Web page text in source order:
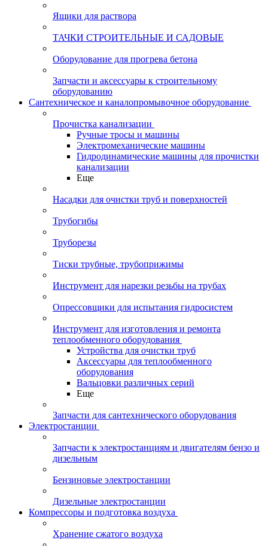
Ящики для раствора
ТАЧКИ СТРОИТЕЛЬНЫЕ И САДОВЫЕ
Оборудование для прогрева бетона
Запчасти и аксессуары к строительному
оборудованию
Сантехническое и каналопромывочное оборудование
Прочистка канализации
Ручные тросы и машины
Электромеханические машины
Гидродинамические машины для прочистки
канализации
Еще
Насадки для очистки труб и поверхностей
Трубогибы
Труборезы
Тиски трубные, трубоприжимы
Инструмент для нарезки резьбы на трубах
Опрессовщики для испытания гидросистем
Инструмент для изготовления и ремонта
теплообменного оборудования
Устройства для очистки труб
Аксессуары для теплообменного
оборудования
Вальцовки различных серий
Еще
Запчасти для сантехнического оборудования
Электростанции
Запчасти к электростанциям и двигателям бензо и
дизельным
Бензиновые электростанции
Дизельные электростанции
Компрессоры и подготовка воздуха
Хранение сжатого воздуха